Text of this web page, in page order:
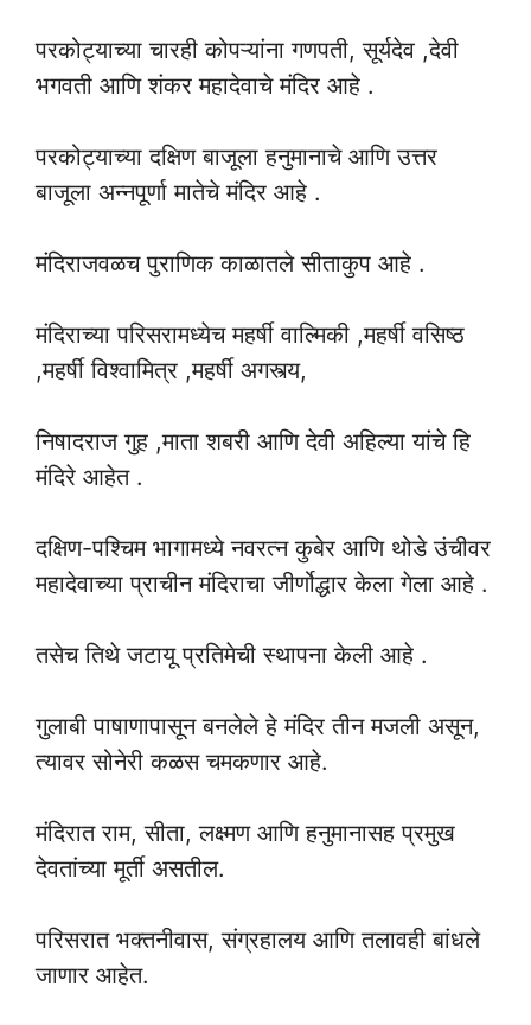
परकोट्याच्या चारही कोपऱ्यांना गणपती, सूर्यदेव ,देवी
भगवती आणि शंकर महादेवाचे मंदिर आहे .
परकोट्याच्या दक्षिण बाजूला हनुमानाचे आणि उत्तर
बाजूला अन्नपूर्णा मातेचे मंदिर आहे .
मंदिराजवळच पुराणिक काळातले सीताकुप आहे .
मंदिराच्या परिसरामध्येच महर्षी वाल्मिकी ,महर्षी वसिष्ठ
,महर्षी विश्वामित्र ,महर्षी अगस्त्य,
निषादराज गुह ,माता शबरी आणि देवी अहिल्या यांचे हि
मंदिरे आहेत .
दक्षिण-पश्चिम भागामध्ये नवरत्न कुबेर आणि थोडे उंचीवर
महादेवाच्या प्राचीन मंदिराचा जीर्णोद्धार केला गेला आहे .
तसेच तिथे जटायू प्रतिमेची स्थापना केली आहे .
गुलाबी पाषाणापासून बनलेले हे मंदिर तीन मजली असून,
त्यावर सोनेरी कळस चमकणार आहे.
मंदिरात राम, सीता, लक्ष्मण आणि हनुमानासह प्रमुख
देवतांच्या मूर्ती असतील.
परिसरात भक्तनीवास, संग्रहालय आणि तलावही बांधले
जाणार आहेत.